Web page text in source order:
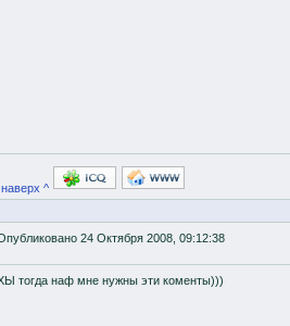
^
24 Октября 2008, 09:12:38
тогда наф мне нужны эти коменты)))